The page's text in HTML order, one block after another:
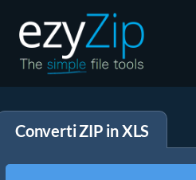
Decomprimi
Converti ZIP in XLS